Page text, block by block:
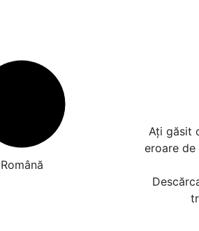
Română
Ați găsit
eroare